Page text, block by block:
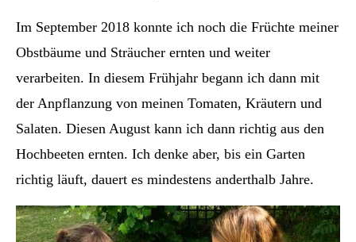
Im September 2018 konnte ich noch die Früchte meiner
Obstbäume und Sträucher ernten und weiter
verarbeiten. In diesem Frühjahr begann ich dann mit
der Anpflanzung von meinen Tomaten, Kräutern und
Salaten. Diesen August kann ich dann richtig aus den
Hochbeeten ernten. Ich denke aber, bis ein Garten
richtig läuft, dauert es mindestens anderthalb Jahre.